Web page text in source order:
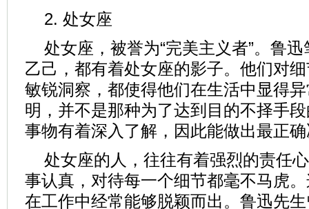
2. 处女座
处女座，被誉为“完美主义者”。鲁
乙己，都有着处女座的影子。他们对
敏锐洞察，都使得他们在生活中显得
明，并不是那种为了达到目的不择手
事物有着深入了解，因此能做出最正
处女座的人，往往有着强烈的责任
事认真，对待每一个细节都毫不马虎
在工作中经常能够脱颖而出。鲁迅先